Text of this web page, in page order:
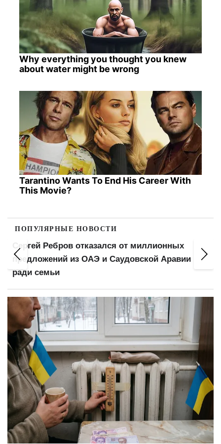
Why everything you thought you knew
about water might be wrong
Tarantino Wants To End His Career With
This Movie?
ПОПУЛЯРНЫЕ НОВОСТИ
Сергей Ребров отказался от миллионных
предложений из ОАЭ и Саудовской Аравии
ради семьи